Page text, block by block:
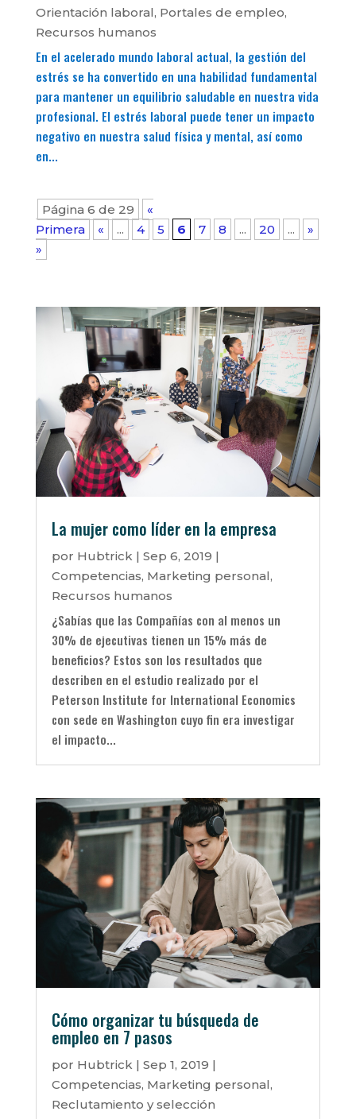
Orientación laboral, Portales de empleo,
Recursos humanos
En el acelerado mundo laboral actual, la gestión del
estrés se ha convertido en una habilidad fundamental
para mantener un equilibrio saludable en nuestra vida
profesional. El estrés laboral puede tener un impacto
negativo en nuestra salud física y mental, así como
en...
Página 6 de 29
«
Primera
« ... 4 5 6 7 8 ... 20 ... »
»
La mujer como líder en la empresa
por Hubtrick| Sep 6, 2019 |
Competencias, Marketing personal,
Recursos humanos
¿Sabías que las Compañías con al menos un
30% de ejecutivas tienen un 15% más de
beneficios? Estos son los resultados que
describen en el estudio realizado por el
Peterson Institute for International Economics
con sede en Washington cuyo fin era investigar
el impacto...
Cómo organizar tu búsqueda de
empleo en 7 pasos
por Hubtrick| Sep 1, 2019 |
Competencias, Marketing personal,
Reclutamiento y selección